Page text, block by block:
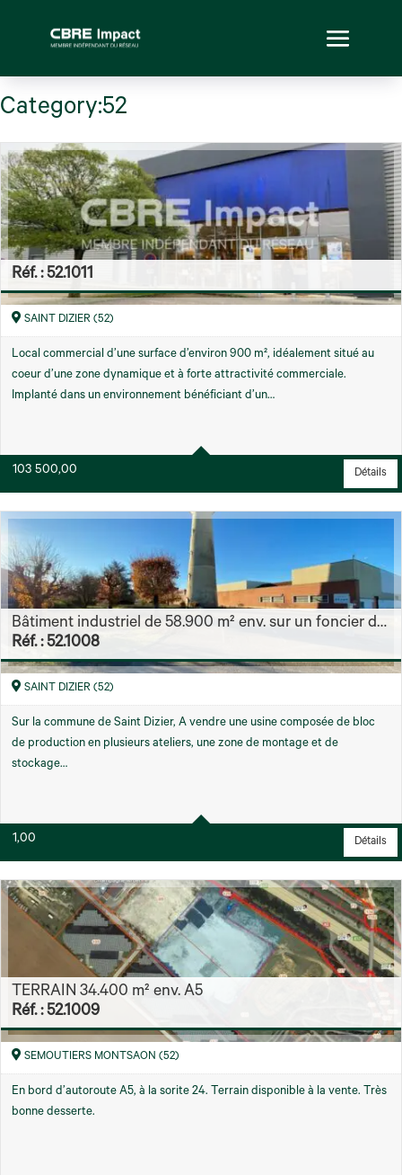
Category:52
Réf. : 52.1011
103 500,00
SAINT DIZIER (52)
Local commercial d’une surface d’environ 900 m², idéalement situé au
coeur d’une zone dynamique et à forte attractivité commerciale.
Implanté dans un environnement bénéficiant d’un…
Région 900 m² environ
Détails
Bâtiment industriel de 58.900 m² env. sur un foncier de 129.000 m² env.
Réf. : 52.1008
1,00
SAINT DIZIER (52)
Sur la commune de Saint Dizier, A vendre une usine composée de bloc
de production en plusieurs ateliers, une zone de montage et de
stockage…
Détails
TERRAIN 34.400 m² env. A5
Réf. : 52.1009
SEMOUTIERS MONTSAON (52)
En bord d’autoroute A5, à la sorite 24. Terrain disponible à la vente. Très
bonne desserte.